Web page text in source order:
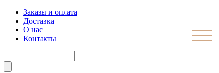
Заказы и оплата
Доставка
О нас
Контакты